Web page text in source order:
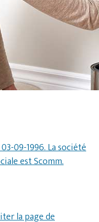
09-1996. La société
est Scomm.
la page de